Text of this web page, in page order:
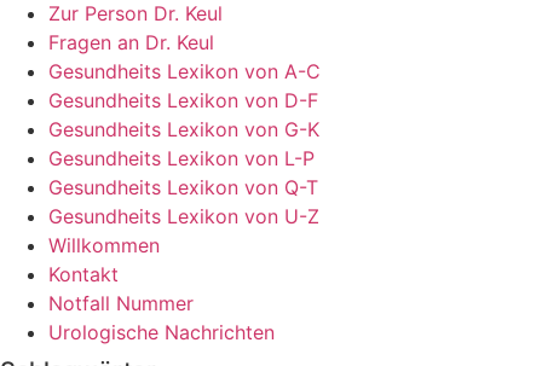
Zur Person Dr. Keul
Fragen an Dr. Keul
Gesundheits Lexikon von A-C
Gesundheits Lexikon von D-F
Gesundheits Lexikon von G-K
Gesundheits Lexikon von L-P
Gesundheits Lexikon von Q-T
Gesundheits Lexikon von U-Z
Willkommen
Kontakt
Notfall Nummer
Urologische Nachrichten